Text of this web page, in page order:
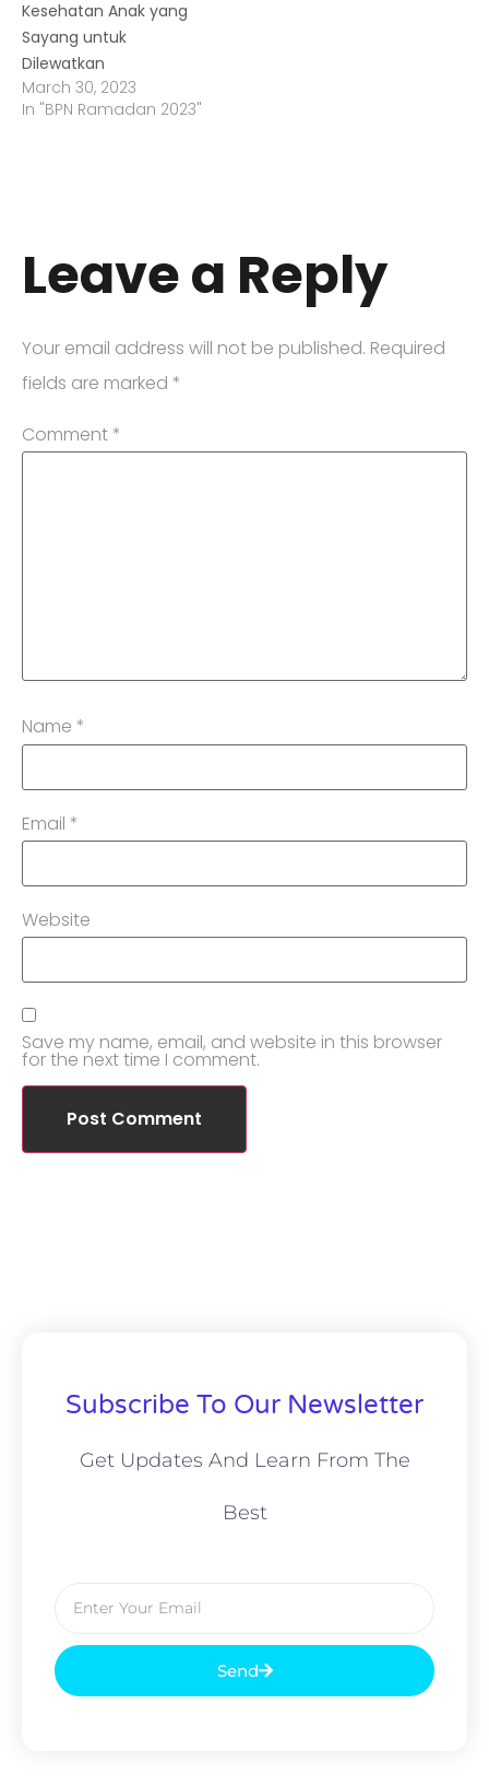
Kesehatan Anak yang
Sayang untuk
Dilewatkan
March 30, 2023
In "BPN Ramadan 2023"
Leave a Reply
Your email address will not be published. Required
fields are marked *
Comment *
Name *
Email *
Website
Save my name, email, and website in this browser
for the next time I comment.
Subscribe To Our Newsletter
Get Updates And Learn From The
Best
Send